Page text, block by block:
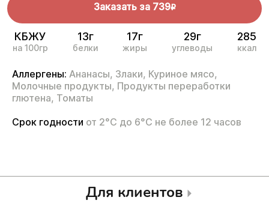
Заказать за 739R
КБЖУ
на 100гр
13г
белки
17г
жиры
29г
углеводы
285
ккал
Аллергены: Ананасы, Злаки, Куриное мясо,
Молочные продукты, Продукты переработки
глютена, Томаты
Срок годности от 2°С до 6°С не более 12 часов
Для клиентов